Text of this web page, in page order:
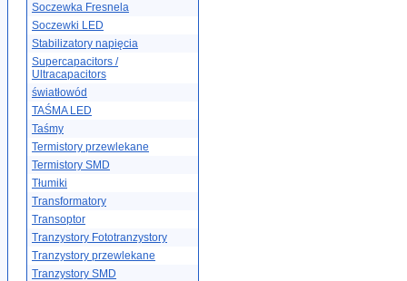
Soczewka Fresnela
Soczewki LED
Stabilizatory napięcia
Supercapacitors /
Ultracapacitors
światłowód
TAŚMA LED
Taśmy
Termistory przewlekane
Termistory SMD
Tłumiki
Transformatory
Transoptor
Tranzystory Fototranzystory
Tranzystory przewlekane
Tranzystory SMD